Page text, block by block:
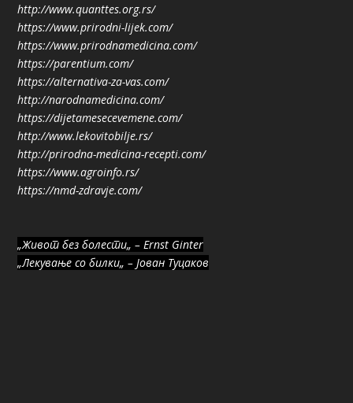
http://www.quanttes.org.rs/
https://www.prirodni-lijek.com/
https://www.prirodnamedicina.com/
https://parentium.com/
https://alternativa-za-vas.com/
http://narodnamedicina.com/
https://dijetamesecevemene.com/
http://www.lekovitobilje.rs/
http://prirodna-medicina-recepti.com/
https://www.agroinfo.rs/
https://nmd-zdravje.com/
„Живот без болести„ – Ernst Ginter
„Лекување со билки„ – Јован Туцаков